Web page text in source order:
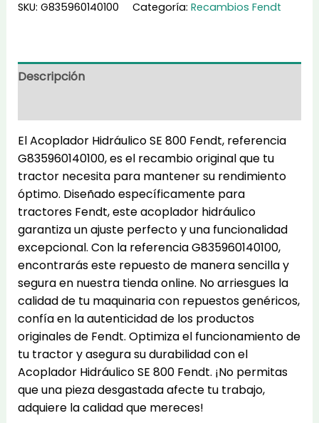
SKU: G835960140100 Categoría: Recambios Fendt
Descripción
El Acoplador Hidráulico SE 800 Fendt, referencia
G835960140100, es el recambio original que tu
tractor necesita para mantener su rendimiento
óptimo. Diseñado específicamente para
tractores Fendt, este acoplador hidráulico
garantiza un ajuste perfecto y una funcionalidad
excepcional. Con la referencia G835960140100,
encontrarás este repuesto de manera sencilla y
segura en nuestra tienda online. No arriesgues la
calidad de tu maquinaria con repuestos genéricos,
confía en la autenticidad de los productos
originales de Fendt. Optimiza el funcionamiento de
tu tractor y asegura su durabilidad con el
Acoplador Hidráulico SE 800 Fendt. ¡No permitas
que una pieza desgastada afecte tu trabajo,
adquiere la calidad que mereces!